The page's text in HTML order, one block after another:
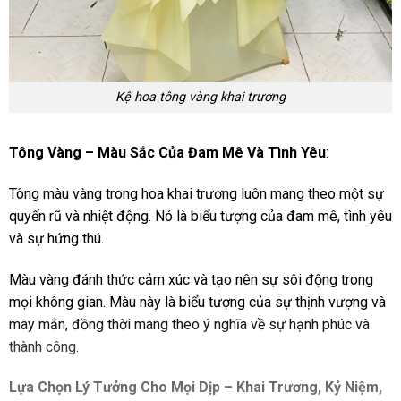
Kệ hoa tông vàng khai trương
Tông Vàng – Màu Sắc Của Đam Mê Và Tình Yêu:
Tông màu vàng trong hoa khai trương luôn mang theo một sự
quyến rũ và nhiệt động. Nó là biểu tượng của đam mê, tình yêu
và sự hứng thú.
Màu vàng đánh thức cảm xúc và tạo nên sự sôi động trong
mọi không gian. Màu này là biểu tượng của sự thịnh vượng và
may mắn, đồng thời mang theo ý nghĩa về sự hạnh phúc và
thành công.
Lựa Chọn Lý Tưởng Cho Mọi Dịp – Khai Trương, Kỷ Niệm,